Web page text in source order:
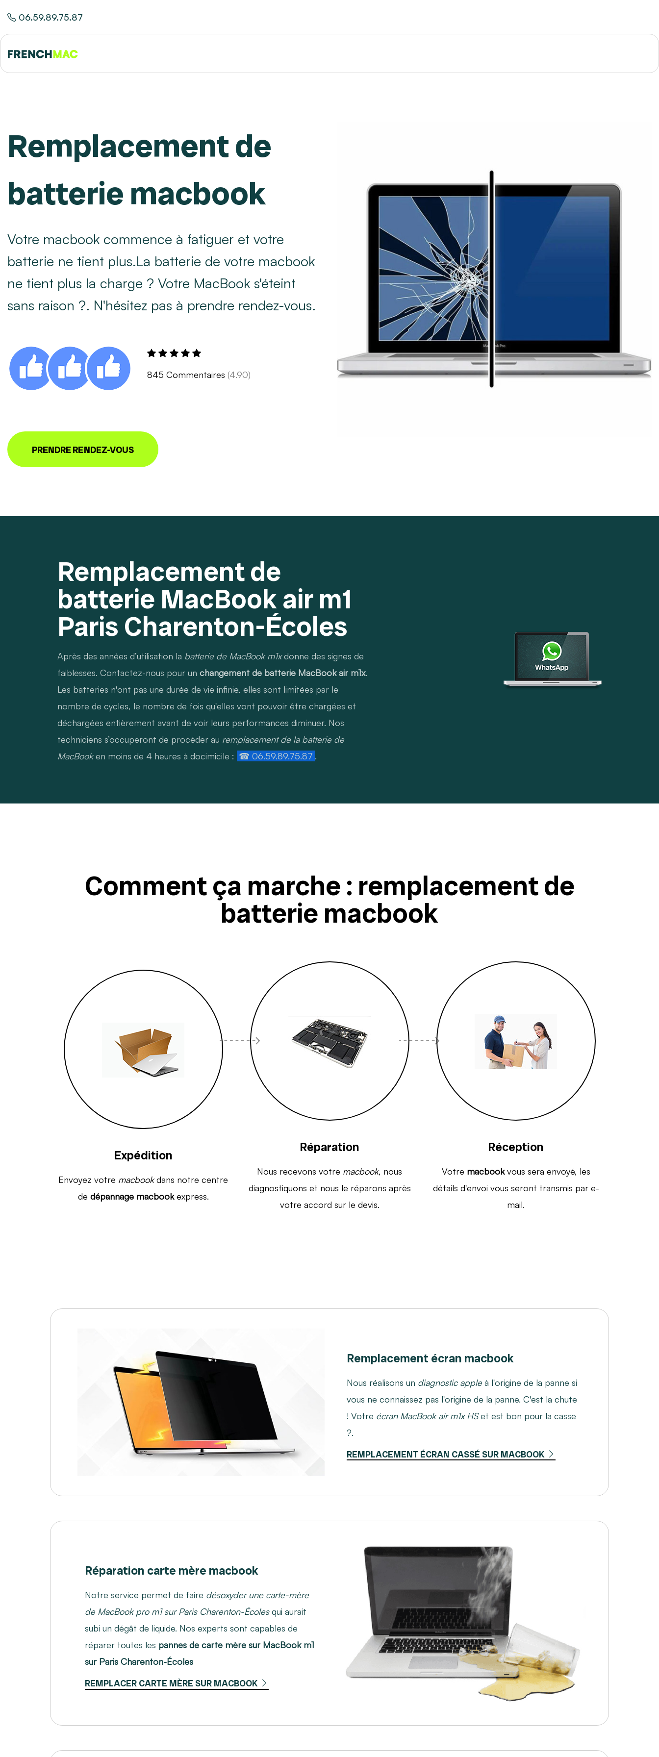
06.59.89.75.87
Remplacement de
batterie macbook
Votre macbook commence à fatiguer et votre
batterie ne tient plus.La batterie de votre macbook
ne tient plus la charge ? Votre MacBook s'éteint
sans raison ?. N'hésitez pas à prendre rendez-vous.
845 Commentaires (4.90)
PRENDRE RENDEZ-VOUS
Remplacement de
batterie MacBook air m1
Paris Charenton-Écoles
Après des années d’utilisation la batterie de MacBook m1xdonne des signes de
faiblesses. Contactez-nous pour un changement de batterie MacBook air m1x.
Les batteries n'ont pas une durée de vie infinie, elles sont limitées par le
nombre de cycles, le nombre de fois qu'elles vont pouvoir être chargées et
déchargées entièrement avant de voir leurs performances diminuer. Nos
techniciens s’occuperont de procéder au remplacement de la batterie de
MacBooken moins de 4 heures à docimicile : ☎ 06.59.89.75.87 .
Comment ça marche : remplacement de
batterie macbook
Expédition
Envoyez votre macbookdans notre centre
de dépannage macbookexpress.
Réparation
Nous recevons votre macbook, nous
diagnostiquons et nous le réparons après
votre accord sur le devis.
Réception
Votre macbookvous sera envoyé, les
détails d'envoi vous seront transmis par e-
mail.
Remplacement écran macbook
Nous réalisons un diagnostic appleà l'origine de la panne si
vous ne connaissez pas l'origine de la panne. C'est la chute
! Votre écran MacBook air m1x HSet est bon pour la casse
?.
REMPLACEMENT ÉCRAN CASSÉ SUR MACBOOK
Réparation carte mère macbook
Notre service permet de faire désoxyder une carte-mère
de MacBook pro m1 sur Paris Charenton-Écolesqui aurait
subi un dégât de liquide. Nos experts sont capables de
réparer toutes les pannes de carte mère sur MacBook m1
sur Paris Charenton-Écoles
REMPLACER CARTE MÈRE SUR MACBOOK